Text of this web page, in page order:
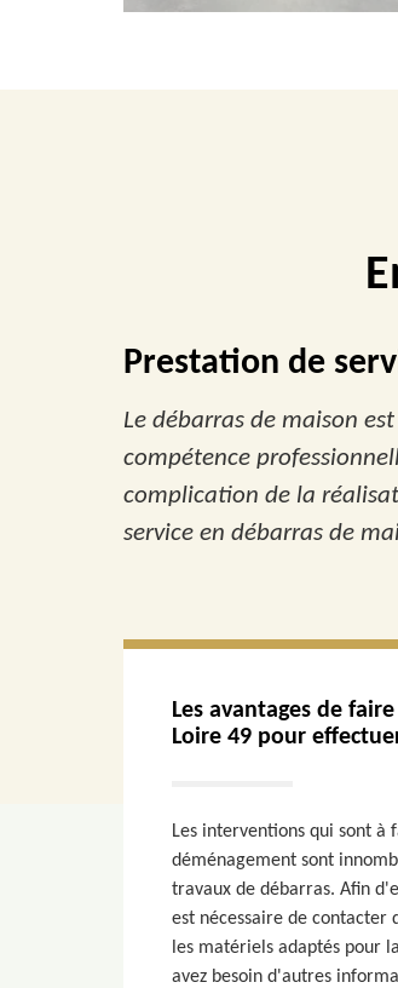
Prestation de
Le débarras de maison
compétence
complication de la
service en débarras de
Les avantages de
Loire 49 pour
Les interventions qui sont
déménagement sont
travaux de débarras. Afin
est nécessaire de contacter
les matériels adaptés pour
avez besoin d'autres